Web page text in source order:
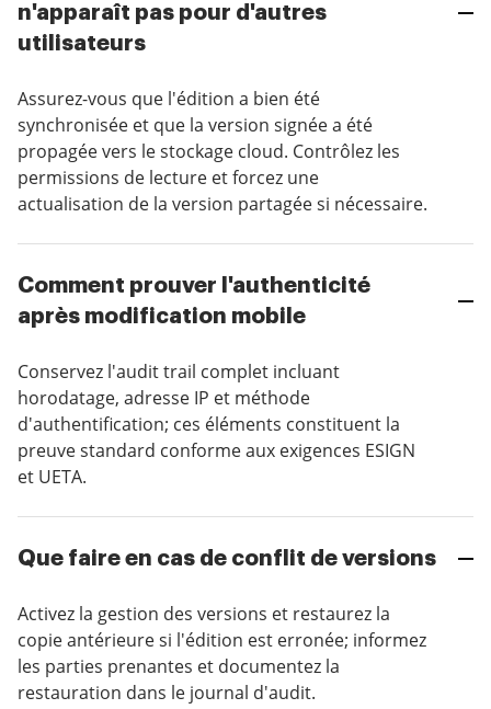
n'apparaît pas pour d'autres
utilisateurs
Assurez-vous que l'édition a bien été
synchronisée et que la version signée a été
propagée vers le stockage cloud. Contrôlez les
permissions de lecture et forcez une
actualisation de la version partagée si nécessaire.
Comment prouver l'authenticité
après modification mobile
Conservez l'audit trail complet incluant
horodatage, adresse IP et méthode
d'authentification; ces éléments constituent la
preuve standard conforme aux exigences ESIGN
et UETA.
Que faire en cas de conflit de versions
Activez la gestion des versions et restaurez la
copie antérieure si l'édition est erronée; informez
les parties prenantes et documentez la
restauration dans le journal d'audit.